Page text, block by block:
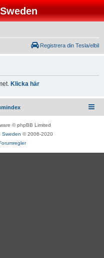
Registrera din Tesla/elbil
Klicka här
© phpBB Limited
Sweden © 2006-2020